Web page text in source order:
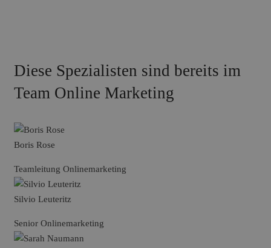
Diese Spezialisten sind bereits im
Team Online Marketing
Boris Rose
Teamleitung Onlinemarketing
Silvio Leuteritz
Senior Onlinemarketing